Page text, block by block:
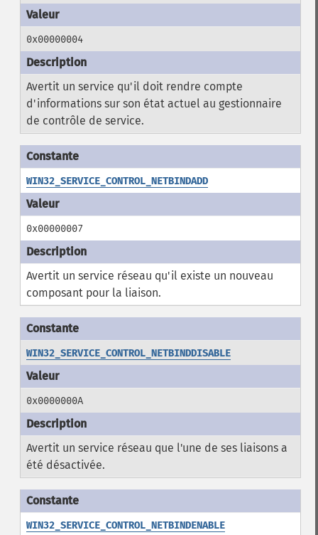
0x00000004
Avertit un service qu'il doit rendre compte
d'informations sur son état actuel au gestionnaire
de contrôle de service.
WIN32_SERVICE_CONTROL_NETBINDADD
0x00000007
Avertit un service réseau qu'il existe un nouveau
composant pour la liaison.
WIN32_SERVICE_CONTROL_NETBINDDISABLE
0x0000000A
Avertit un service réseau que l'une de ses liaisons a
été désactivée.
WIN32_SERVICE_CONTROL_NETBINDENABLE